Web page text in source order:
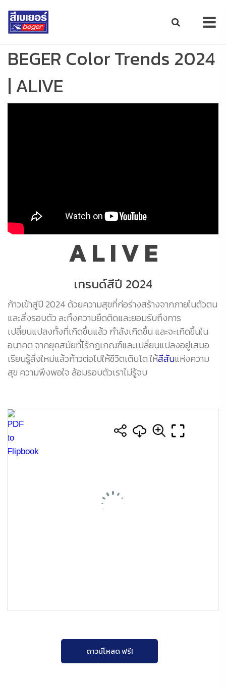
BEGER Color Trends 2024
| ALIVE
A L I V E
เทรนด์สีปี 2024
ก้าวเข้าสู่ปี 2024 ด้วยความสุขที่ก่อร่างสร้างจากภายในตัวตน
และสิ่งรอบตัว ละทิ้งความยึดติดและยอมรับถึงการ
เปลี่ยนแปลงทั้งที่เกิดขึ้นแล้ว กำลังเกิดขึ้น และจะเกิดขึ้นใน
อนาคต จากยุคสมัยที่ไร้กฎเกณฑ์และเปลี่ยนแปลงอยู่เสมอ
เรียนรู้สิ่งใหม่แล้วก้าวต่อไปให้ชีวิตเติบโต ให้สีสันแห่งความ
สุข ความพึงพอใจ ล้อมรอบตัวเราไม่รู้จบ
ดาวน์โหลด ฟรี!